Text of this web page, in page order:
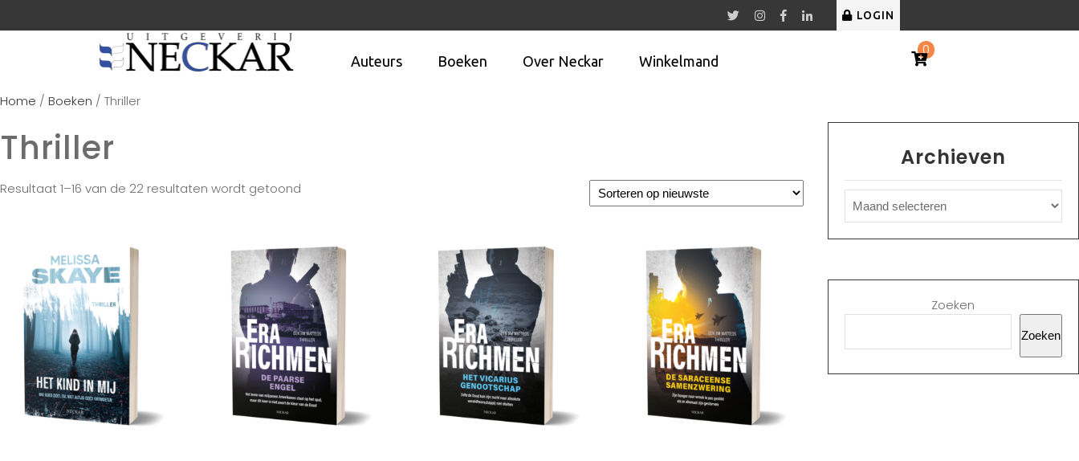
LOGIN
Auteurs Boeken Over Neckar Winkelmand
0
Home / Boeken / Thriller
Thriller
Resultaat 1–16 van de 22 resultaten wordt getoond
Archieven
Zoeken
Zoeken